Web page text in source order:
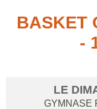
BASKET
-
LE
GYMNASE